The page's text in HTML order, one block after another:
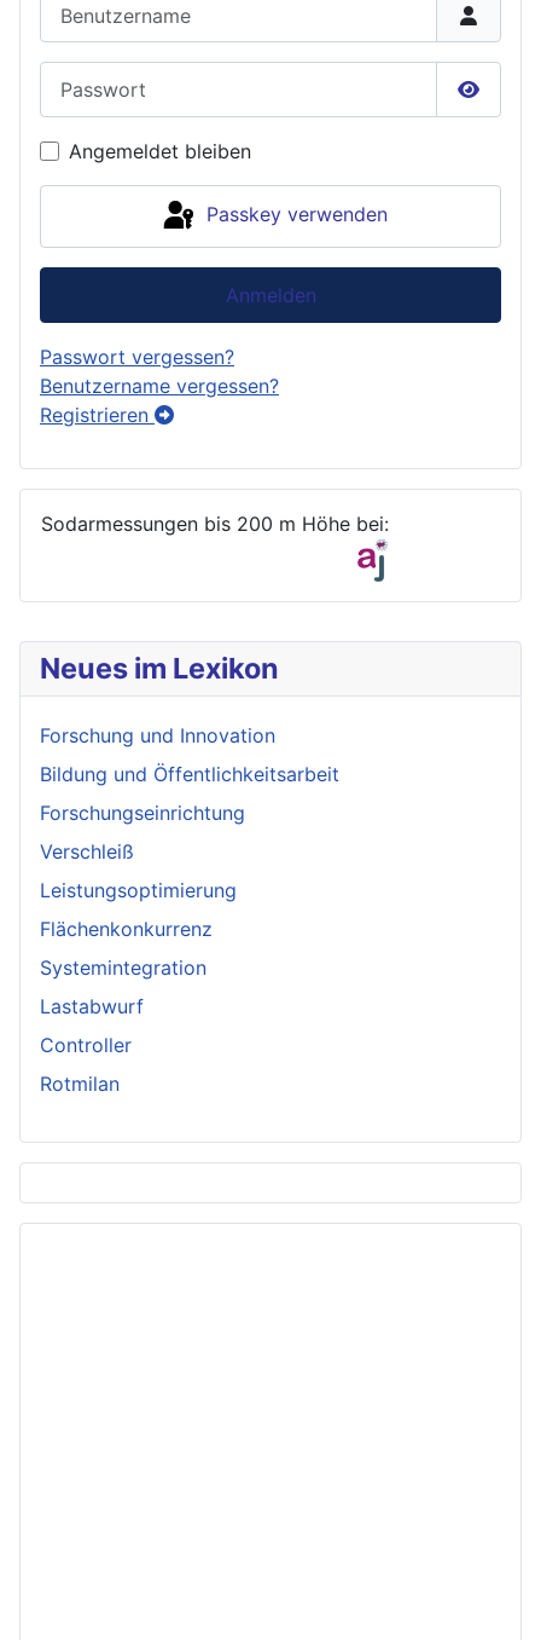
Neues im Lexikon
Forschung und Innovation
Bildung und Öffentlichkeitsarbeit
Forschungseinrichtung
Verschleiß
Leistungsoptimierung
Flächenkonkurrenz
Systemintegration
Lastabwurf
Controller
Rotmilan
Angemeldet bleiben
Passkey verwenden
Anmelden
Passwort vergessen?
Benutzername vergessen?
Registrieren
Sodarmessungen bis 200 m Höhe bei: